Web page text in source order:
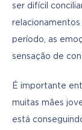
ser difícil
período, as
sensação de
É importante
muitas mães
está